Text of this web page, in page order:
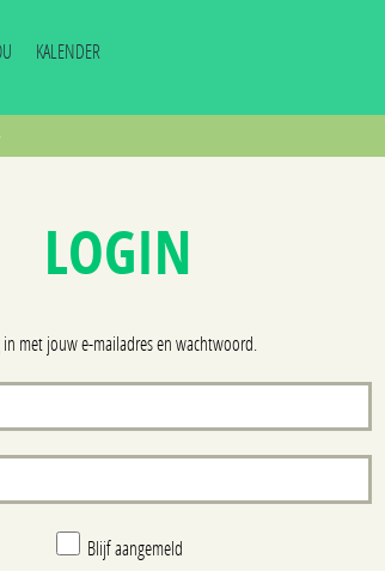
KALENDER
LOGIN
in met jouw e-mailadres en wachtwoord.
Blijf aangemeld